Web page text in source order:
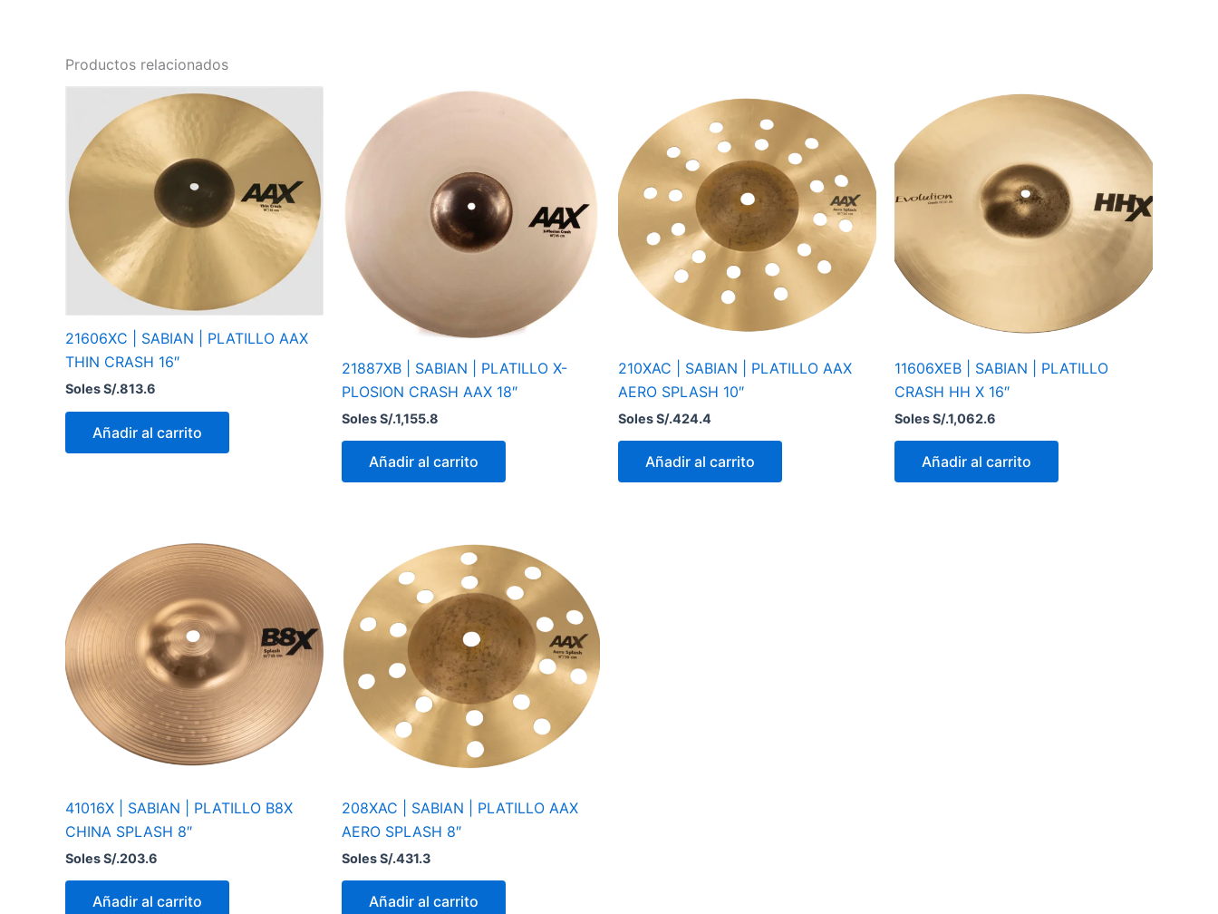
Productos relacionados
21606XC | SABIAN | PLATILLO AAX
THIN CRASH 16″
Soles S/.813.6
Añadir al carrito
21887XB | SABIAN | PLATILLO X-
PLOSION CRASH AAX 18″
Soles S/.1,155.8
Añadir al carrito
210XAC | SABIAN | PLATILLO AAX
AERO SPLASH 10″
Soles S/.424.4
Añadir al carrito
11606XEB | SABIAN | PLATILLO
CRASH HH X 16″
Soles S/.1,062.6
Añadir al carrito
41016X | SABIAN | PLATILLO B8X
CHINA SPLASH 8″
Soles S/.203.6
Añadir al carrito
208XAC | SABIAN | PLATILLO AAX
AERO SPLASH 8″
Soles S/.431.3
Añadir al carrito